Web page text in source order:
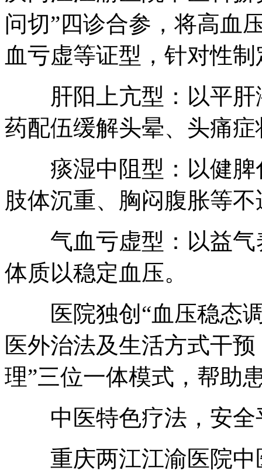
问切”四诊合参，将高血
血亏虚等证型，针对性
肝阳上亢型：以平肝
药配伍缓解头晕、头痛症
痰湿中阻型：以健脾
肢体沉重、胸闷腹胀等不
气血亏虚型：以益气
体质以稳定血压。
医院独创“血压稳态调
医外治法及生活方式干
理”三位一体模式，帮助
中医特色疗法，安全
重庆两江江渝医院中